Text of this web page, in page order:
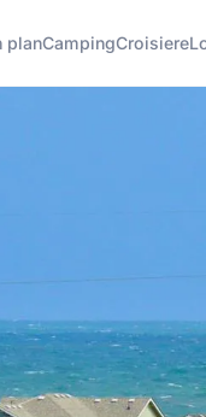
planCampingCroisiere